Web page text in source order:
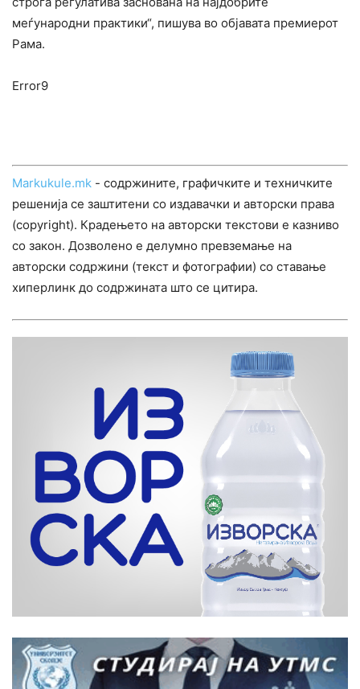
меѓународни практики“, пишува во објавата премиерот
Рама.
Error9
Markukule.mk - содржините, графичките и техничките
решенија се заштитени со издавачки и авторски права
(copyright). Крадењето на авторски текстови е казниво
со закон. Дозволено е делумно превземање на
авторски содржини (текст и фотографии) со ставање
хиперлинк до содржината што се цитира.